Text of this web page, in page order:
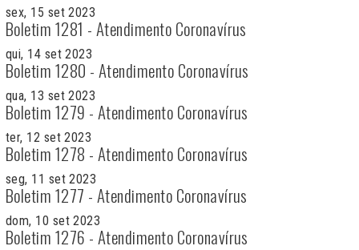
sex, 15 set 2023
Boletim 1281 - Atendimento Coronavírus
qui, 14 set 2023
Boletim 1280 - Atendimento Coronavírus
qua, 13 set 2023
Boletim 1279 - Atendimento Coronavírus
ter, 12 set 2023
Boletim 1278 - Atendimento Coronavírus
seg, 11 set 2023
Boletim 1277 - Atendimento Coronavírus
dom, 10 set 2023
Boletim 1276 - Atendimento Coronavírus